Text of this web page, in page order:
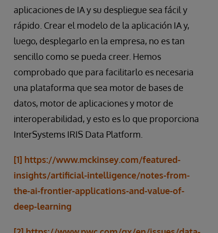
aplicaciones de IA y su despliegue sea fácil y
rápido. Crear el modelo de la aplicación IA y,
luego, desplegarlo en la empresa, no es tan
sencillo como se pueda creer. Hemos
comprobado que para facilitarlo es necesaria
una plataforma que sea motor de bases de
datos, motor de aplicaciones y motor de
interoperabilidad, y esto es lo que proporciona
InterSystems IRIS Data Platform.
[1] https://www.mckinsey.com/featured-
insights/artificial-intelligence/notes-from-
the-ai-frontier-applications-and-value-of-
deep-learning